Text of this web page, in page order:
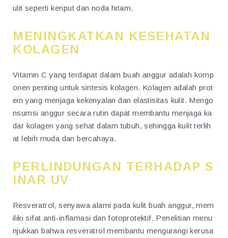
ulit seperti keriput dan noda hitam.
MENINGKATKAN KESEHATAN
KOLAGEN
Vitamin C yang terdapat dalam buah anggur adalah komp
onen penting untuk sintesis kolagen. Kolagen adalah prot
ein yang menjaga kekenyalan dan elastisitas kulit. Mengo
nsumsi anggur secara rutin dapat membantu menjaga ka
dar kolagen yang sehat dalam tubuh, sehingga kulit terlih
at lebih muda dan bercahaya.
PERLINDUNGAN TERHADAP S
INAR UV
Resveratrol, senyawa alami pada kulit buah anggur, mem
iliki sifat anti-inflamasi dan fotoprotektif. Penelitian menu
njukkan bahwa resveratrol membantu mengurangi kerusa